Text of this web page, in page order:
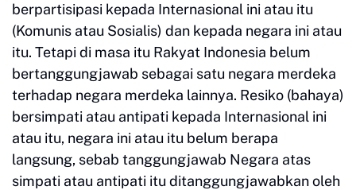
berpartisipasi kepada Internasional ini atau itu
(Komunis atau Sosialis) dan kepada negara ini atau
itu. Tetapi di masa itu Rakyat Indonesia belum
bertanggungjawab sebagai satu negara merdeka
terhadap negara merdeka lainnya. Resiko (bahaya)
bersimpati atau antipati kepada Internasional ini
atau itu, negara ini atau itu belum berapa
langsung, sebab tanggungjawab Negara atas
simpati atau antipati itu ditanggungjawabkan oleh